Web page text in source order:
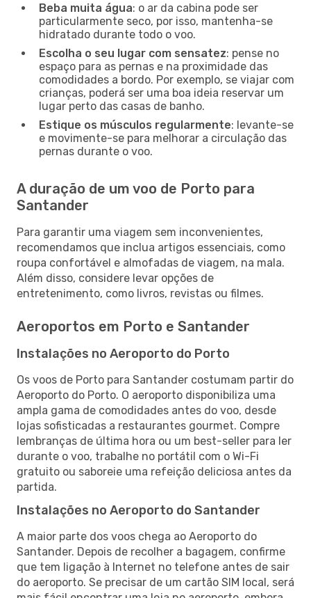
Beba muita água: o ar da cabina pode ser
particularmente seco, por isso, mantenha-se
hidratado durante todo o voo.
Escolha o seu lugar com sensatez: pense no
espaço para as pernas e na proximidade das
comodidades a bordo. Por exemplo, se viajar com
crianças, poderá ser uma boa ideia reservar um
lugar perto das casas de banho.
Estique os músculos regularmente: levante-se
e movimente-se para melhorar a circulação das
pernas durante o voo.
A duração de um voo de Porto para
Santander
Para garantir uma viagem sem inconvenientes,
recomendamos que inclua artigos essenciais, como
roupa confortável e almofadas de viagem, na mala.
Além disso, considere levar opções de
entretenimento, como livros, revistas ou filmes.
Aeroportos em Porto e Santander
Instalações no Aeroporto do Porto
Os voos de Porto para Santander costumam partir do
Aeroporto do Porto. O aeroporto disponibiliza uma
ampla gama de comodidades antes do voo, desde
lojas sofisticadas a restaurantes gourmet. Compre
lembranças de última hora ou um best-seller para ler
durante o voo, trabalhe no portátil com o Wi-Fi
gratuito ou saboreie uma refeição deliciosa antes da
partida.
Instalações no Aeroporto do Santander
A maior parte dos voos chega ao Aeroporto do
Santander. Depois de recolher a bagagem, confirme
que tem ligação à Internet no telefone antes de sair
do aeroporto. Se precisar de um cartão SIM local, será